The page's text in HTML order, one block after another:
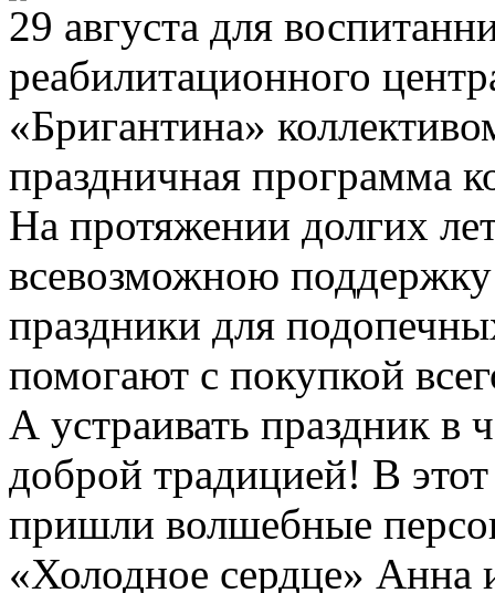
29 августа для
реабилитационного
«Бригантина»
праздничная программа
На протяжении долгих
всевозможною
праздники для
помогают с покупкой
А устраивать праздник в
доброй традицией! В
пришли волшебные
«Холодное сердце»